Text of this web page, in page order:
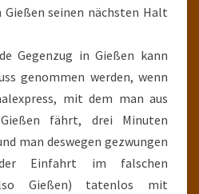
Gießen seinen nächsten Halt
Gegenzug in Gießen kann
genommen werden, wenn
mit dem man aus
fährt, drei Minuten
man deswegen gezwungen
Einfahrt im falschen
Gießen) tatenlos mit